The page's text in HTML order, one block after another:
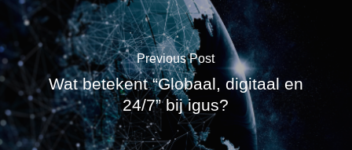
Previous Post
Wat betekent “Globaal, digitaal en
24/7” bij igus?